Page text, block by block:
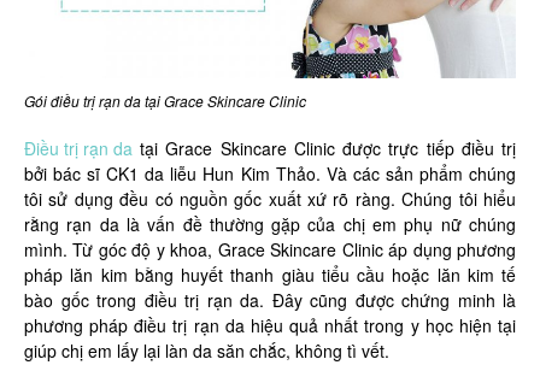
Gói điều trị rạn da tại Grace Skincare Clinic
Điều trị rạn da tại Grace Skincare Clinic được trực tiếp điều trị
bởi bác sĩ CK1 da liễu Hun Kim Thảo. Và các sản phẩm chúng
tôi sử dụng đều có nguồn gốc xuất xứ rõ ràng. Chúng tôi hiểu
rằng rạn da là vấn đề thường gặp của chị em phụ nữ chúng
mình. Từ góc độ y khoa, Grace Skincare Clinic áp dụng phương
pháp lăn kim bằng huyết thanh giàu tiểu cầu hoặc lăn kim tế
bào gốc trong điều trị rạn da. Đây cũng được chứng minh là
phương pháp điều trị rạn da hiệu quả nhất trong y học hiện tại
giúp chị em lấy lại làn da săn chắc, không tì vết.